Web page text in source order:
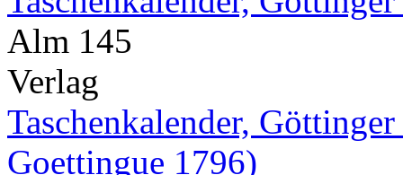
Alm 145
Verlag
Taschenkalender,
Goettingue 1796)